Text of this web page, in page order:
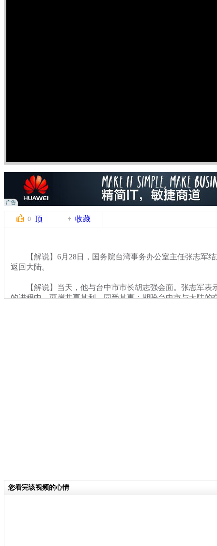
0 顶 收藏
【解说】6月28日，国务院台湾事务办公室主任张志军结
返回大陆。
【解说】当天，他与台中市市长胡志强会面。张志军表
的进程中，两岸共享其利、同受其惠；期盼台中市与大陆的
您看完该视频的心情